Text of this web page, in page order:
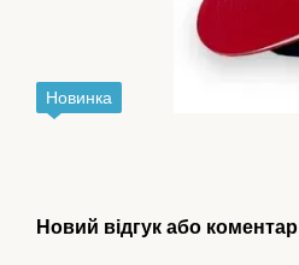
Новинка
Новий відгук або коментар